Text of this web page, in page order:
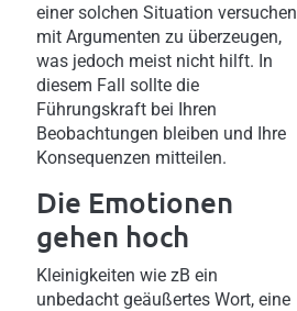
einer solchen Situation versuchen
mit Argumenten zu überzeugen,
was jedoch meist nicht hilft. In
diesem Fall sollte die
Führungskraft bei Ihren
Beobachtungen bleiben und Ihre
Konsequenzen mitteilen.
Die Emotionen
gehen hoch
Kleinigkeiten wie zB ein
unbedacht geäußertes Wort, eine